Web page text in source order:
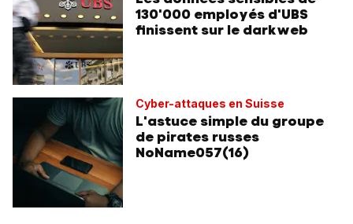
130'000 employés d'UBS
finissent sur le darkweb
Cyber-attaques en Suisse
L'astuce simple du groupe
de pirates russes
NoName057(16)